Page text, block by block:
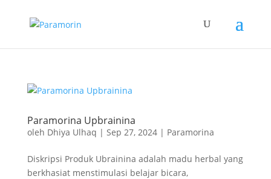
Paramorina Upbrainina
oleh Dhiya Ulhaq | Sep 27, 2024| Paramorina
Diskripsi Produk Ubrainina adalah madu herbal yang
berkhasiat menstimulasi belajar bicara,